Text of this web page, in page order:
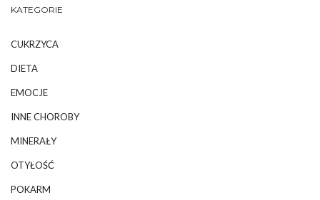
KATEGORIE
CUKRZYCA
DIETA
EMOCJE
INNE CHOROBY
MINERAŁY
OTYŁOŚĆ
POKARM